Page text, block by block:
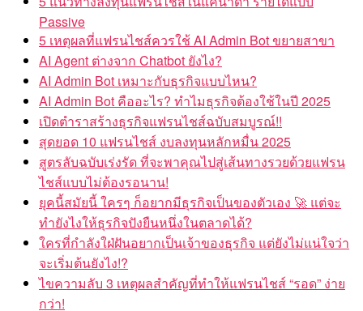
Passive
5 เหตุผลที่แฟรนไชส์ควรใช้ AI Admin Bot ขยายสาขา
AI Agent ต่างจาก Chatbot ยังไง?
AI Admin Bot เหมาะกับธุรกิจแบบไหน?
AI Admin Bot คืออะไร? ทำไมธุรกิจต้องใช้ในปี 2025
เปิดตำราสร้างธุรกิจแฟรนไชส์ฉบับสมบูรณ์!!
สุดยอด 10 แฟรนไชส์ งบลงทุนหลักหมื่น 2025
สูตรลับฉบับเร่งรัด ที่จะพาคุณไปสู่เส้นทางรวยด้วยแฟรน
ไชส์แบบไม่ต้องรอนาน!
ยุคนี้สมัยนี้ ใครๆ ก็อยากมีธุรกิจเป็นของตัวเอง 🚀 แต่จะ
ทำยังไงให้ธุรกิจปังยืนหนึ่งในตลาดได้?
ใครที่กำลังใฝ่ฝันอยากเป็นเจ้าของธุรกิจ แต่ยังไม่แน่ใจว่า
จะเริ่มต้นยังไง!?
ไขความลับ 3 เหตุผลสำคัญที่ทำให้แฟรนไชส์ “รอด” ง่าย
กว่า!